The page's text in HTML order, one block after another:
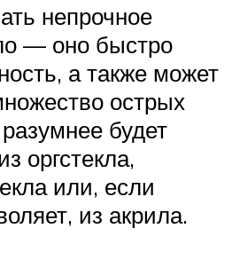
непрочное
— оно быстро
а также может
острых
будет
оргстекла,
или, если
из акрила.